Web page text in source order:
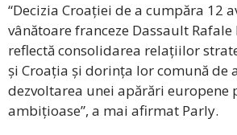
“Decizia Croației de a cumpăra 12
vânătoare franceze Dassault Rafale
reflectă consolidarea relațiilor
și Croația și dorința lor comună de
dezvoltarea unei apărări europene
ambițioase”, a mai afirmat Parly.